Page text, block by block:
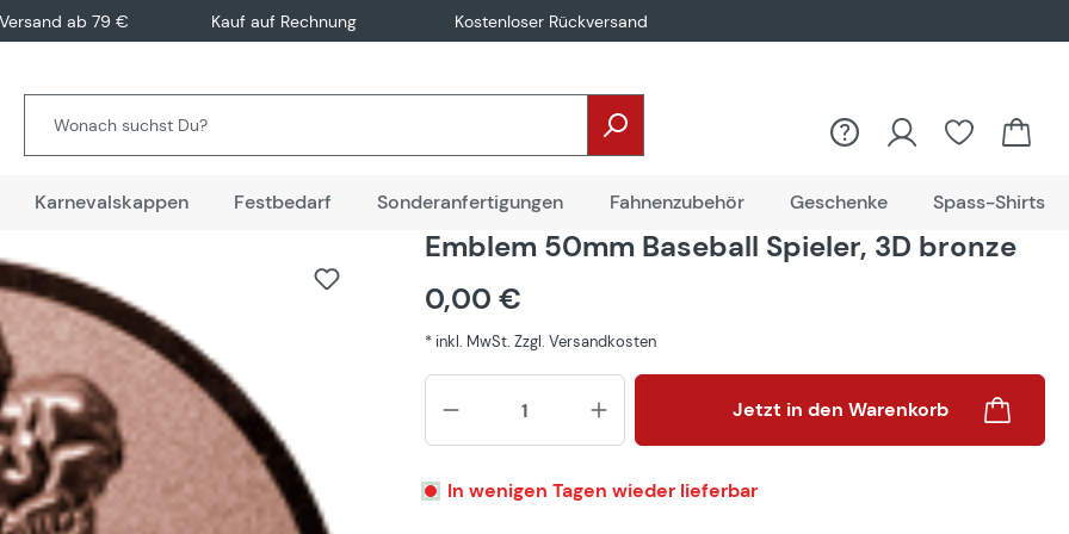
ab 79 € Kauf auf Rechnung Kostenloser Rückversand
Karnevalskappen Festbedarf Sonderanfertigungen Fahnenzubehör Geschenke Spass-Shirts
Emblem 50mm Baseball Spieler, 3D bronze
0,00 €
* inkl. MwSt. Zzgl. Versandkosten
Produkt Anzahl: Gib den
Jetzt in den Warenkorb
In wenigen Tagen wieder lieferbar